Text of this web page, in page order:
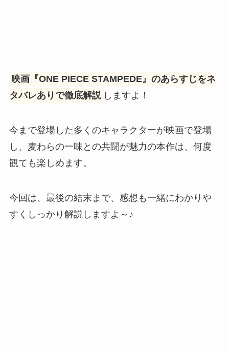
映画『ONE PIECE STAMPEDE』のあらすじをネ
タバレありで徹底解説 しますよ！
今まで登場した多くのキャラクターが映画で登場
し、麦わらの一味との共闘が魅力の本作は、何度
観ても楽しめます。
今回は、最後の結末まで、感想も一緒にわかりや
すくしっかり解説しますよ～♪